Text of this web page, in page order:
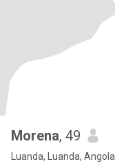
Morena, 49
Luanda, Luanda, Angola